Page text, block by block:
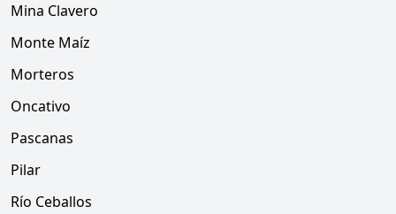
Mina Clavero
Monte Maíz
Morteros
Oncativo
Pascanas
Pilar
Río Ceballos